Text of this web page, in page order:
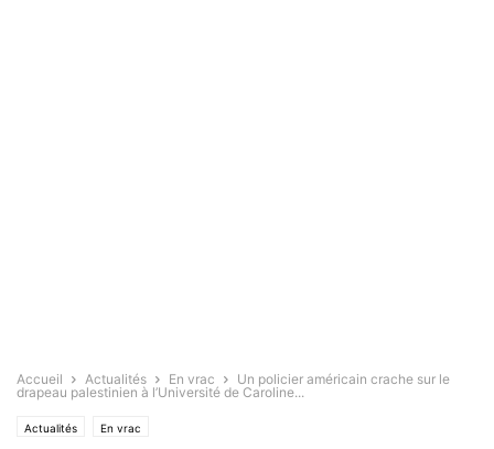
Accueil Actualités En vrac
Un policier américain crache sur le
drapeau palestinien à l’Université de Caroline...
Actualités En vrac